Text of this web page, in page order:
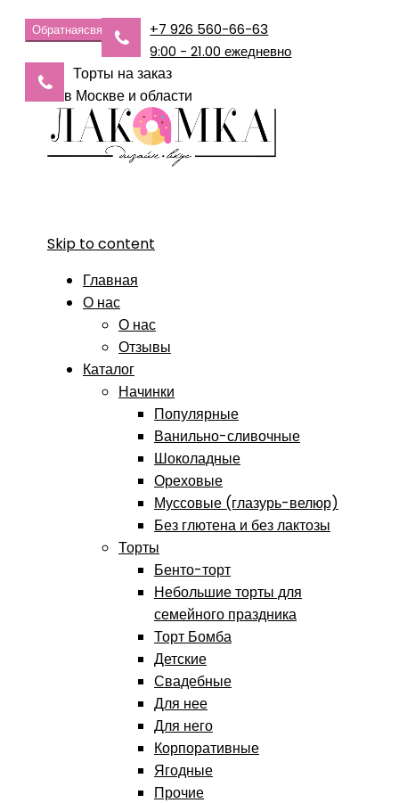
Обратнаясвязь
+7 926 560-66-63
9:00 - 21.00 ежедневно
Торты на заказ
в Москве и области
Skip to content
Главная
О нас
О нас
Отзывы
Каталог
Начинки
Популярные
Ванильно-сливочные
Шоколадные
Ореховые
Муссовые (глазурь-велюр)
Без глютена и без лактозы
Торты
Бенто-торт
Небольшие торты для
семейного праздника
Торт Бомба
Детские
Свадебные
Для нее
Для него
Корпоративные
Ягодные
Прочие